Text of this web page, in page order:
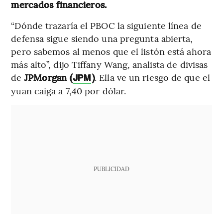
mercados financieros.
“Dónde trazaría el PBOC la siguiente línea de
defensa sigue siendo una pregunta abierta,
pero sabemos al menos que el listón está ahora
más alto”, dijo Tiffany Wang, analista de divisas
de JPMorgan (JPM). Ella ve un riesgo de que el
yuan caiga a 7,40 por dólar.
PUBLICIDAD